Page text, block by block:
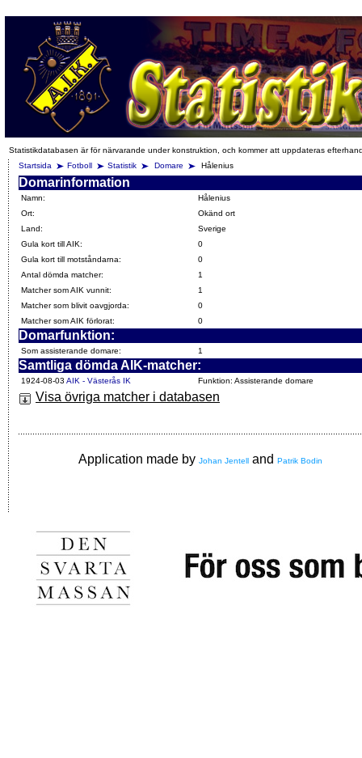
Statistikdatabasen är för närvarande under konstruktion, och kommer att uppdateras
Startsida
Fotboll Statistik Domare Hålenius
Domarinformation
Namn:
Hålenius
Ort:
Okänd ort
Land:
Sverige
Gula kort till AIK:
0
Gula kort till motståndarna:
0
Antal dömda matcher:
1
Matcher som AIK vunnit:
1
Matcher som blivit oavgjorda:
0
Matcher som AIK förlorat:
0
Domarfunktion:
Som assisterande domare: 1
Samtliga dömda AIK-matcher:
1924-08-03 AIK - Västerås IK Funktion: Assisterande domare
Visa övriga matcher i databasen
Application made by Johan Jentell and Patrik Bodin